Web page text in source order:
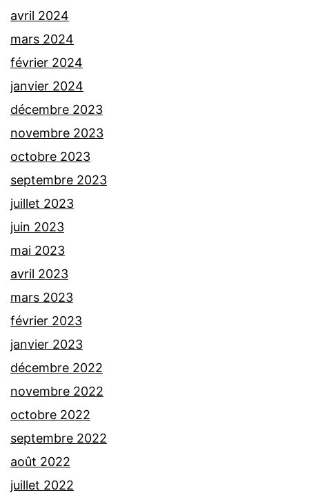
avril 2024
mars 2024
février 2024
janvier 2024
décembre 2023
novembre 2023
octobre 2023
septembre 2023
juillet 2023
juin 2023
mai 2023
avril 2023
mars 2023
février 2023
janvier 2023
décembre 2022
novembre 2022
octobre 2022
septembre 2022
août 2022
juillet 2022